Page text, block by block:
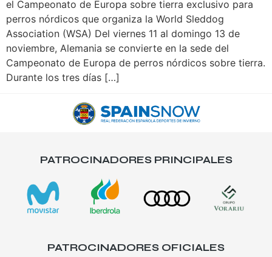
el Campeonato de Europa sobre tierra exclusivo para
perros nórdicos que organiza la World Sleddog
Association (WSA) Del viernes 11 al domingo 13 de
noviembre, Alemania se convierte en la sede del
Campeonato de Europa de perros nórdicos sobre tierra.
Durante los tres días […]
PATROCINADORES PRINCIPALES
PATROCINADORES OFICIALES